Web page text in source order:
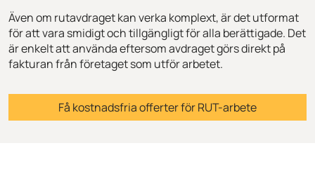
Även om rutavdraget kan verka komplext, är det utformat
för att vara smidigt och tillgängligt för alla berättigade. Det
är enkelt att använda eftersom avdraget görs direkt på
fakturan från företaget som utför arbetet.
Få kostnadsfria offerter för RUT-arbete